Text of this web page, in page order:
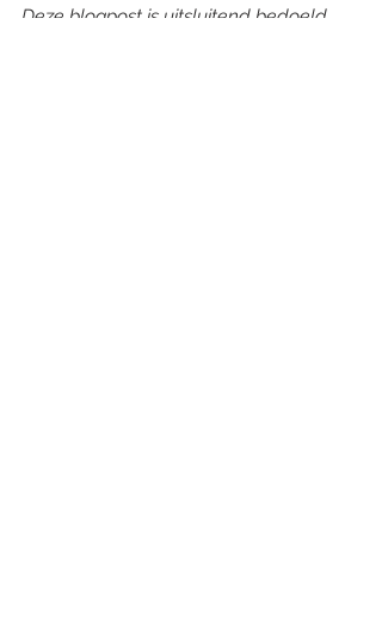
Deze blogpost is uitsluitend bedoeld